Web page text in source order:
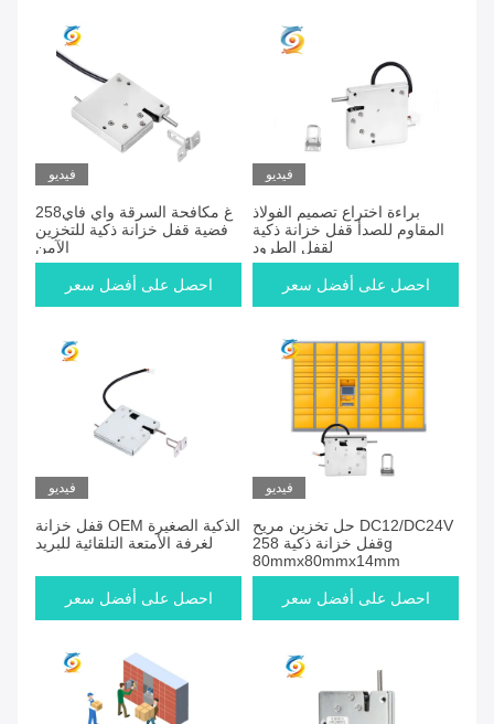
فيديو
258غ مكافحة السرقة واي فاي
فضية قفل خزانة ذكية للتخزين
الآمن
احصل على أفضل سعر
فيديو
براءة اختراع تصميم الفولاذ
المقاوم للصدأ قفل خزانة ذكية
لقفل الطرود
احصل على أفضل سعر
فيديو
قفل خزانة OEM الذكية الصغيرة
لغرفة الأمتعة التلقائية للبريد
احصل على أفضل سعر
فيديو
حل تخزين مريح DC12/DC24V
قفل خزانة ذكية 258g
80mmx80mmx14mm
احصل على أفضل سعر